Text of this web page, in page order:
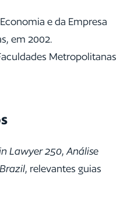
e da Empresa
em 2002.
Metropolitanas
Lawyer 250, Análise
, relevantes guias